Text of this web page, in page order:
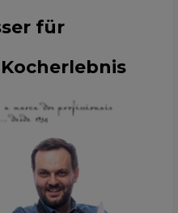
für